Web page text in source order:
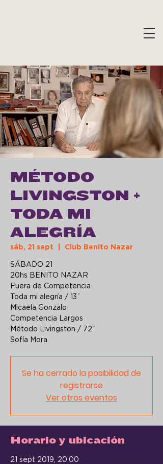
MÉTODO
LIVINGSTON +
TODA MI
ALEGRÍA
sáb, 21 sept Club Benito Nazar
SÁBADO 21
20hs BENITO NAZAR
Fuera de Competencia
Toda mi alegría / 13´
Micaela Gonzalo
Competencia Largos
Método Livingston / 72´
Se ha cerrado la posibilidad de
registrarse
Ver otros eventos
Horario y ubicación
21 sept 2019, 20:00